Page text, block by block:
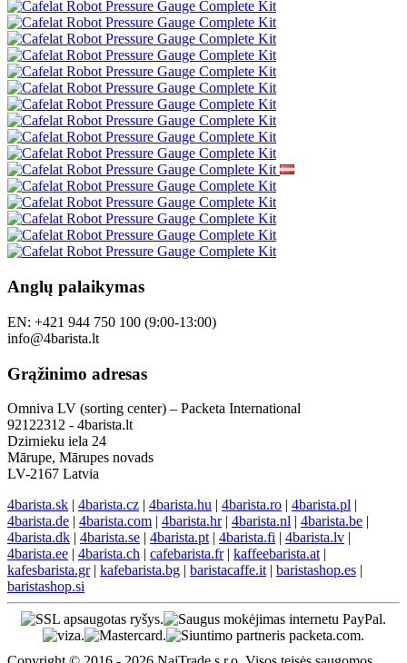
Anglų palaikymas
EN: +421 944 750 100 (9:00-13:00)
info@4barista.lt
Grąžinimo adresas
Omniva LV (sorting center) – Packeta International
92122312 - 4barista.lt
Dzirnieku iela 24
Mārupe, Mārupes novads
LV-2167 Latvia
4barista.sk | 4barista.cz | 4barista.hu | 4barista.ro | 4barista.pl |
4barista.de | 4barista.com | 4barista.hr| 4barista.nl | 4barista.be |
4barista.dk | 4barista.se | 4barista.pt | 4barista.fi | 4barista.lv |
4barista.ee | 4barista.ch | cafebarista.fr| kaffeebarista.at |
kafesbarista.gr| kafebarista.bg | baristacaffe.it | baristashop.es |
baristashop.si